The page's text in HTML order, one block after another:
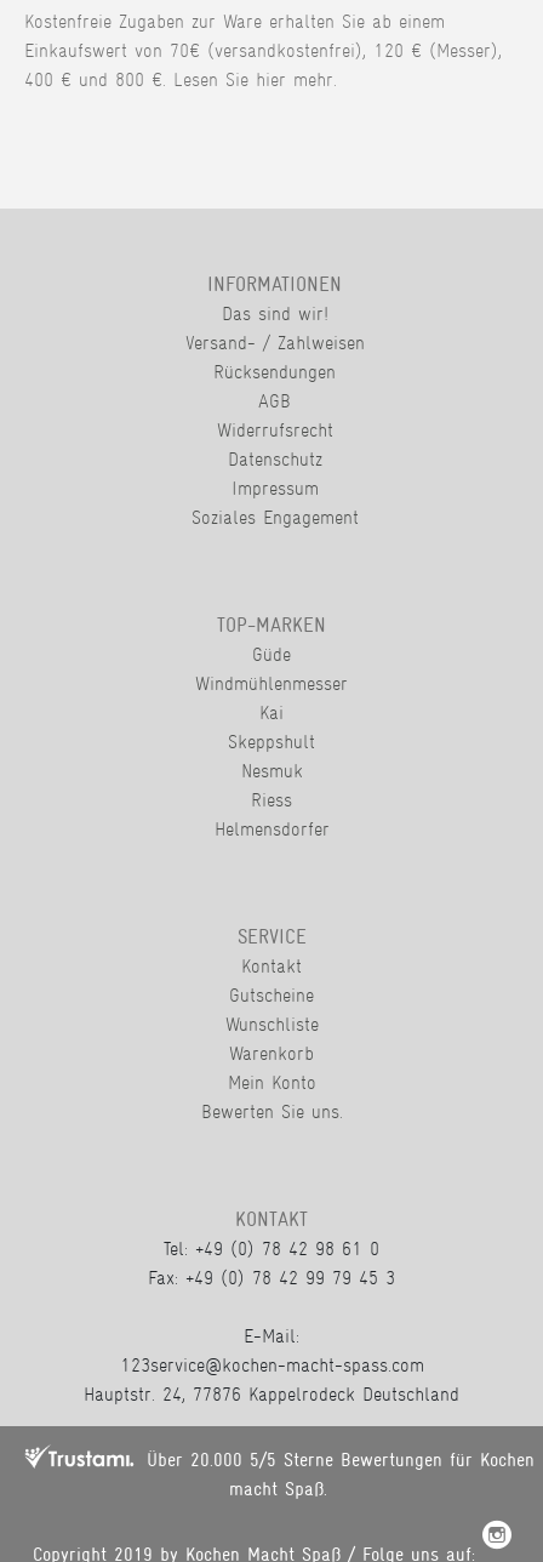
Kostenfreie Zugaben zur Ware erhalten Sie ab einem
Einkaufswert von 70€ (versandkostenfrei), 120 € (Messer),
400 € und 800 €. Lesen Sie hier mehr.
INFORMATIONEN
Das sind wir!
Versand- / Zahlweisen
Rücksendungen
AGB
Widerrufsrecht
Datenschutz
Impressum
Soziales Engagement
TOP-MARKEN
Güde
Windmühlenmesser
Kai
Skeppshult
Nesmuk
Riess
Helmensdorfer
SERVICE
Kontakt
Gutscheine
Wunschliste
Warenkorb
Mein Konto
Bewerten Sie uns.
KONTAKT
Tel: +49 (0) 78 42 98 61 0
Fax: +49 (0) 78 42 99 79 45 3
E-Mail:
123service@kochen-macht-spass.com
Hauptstr. 24, 77876 Kappelrodeck Deutschland
Über 20.000 5/5 Sterne Bewertungen für Kochen
macht Spaß.
Copyright 2019 by Kochen Macht Spaß / Folge uns auf: